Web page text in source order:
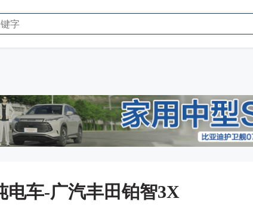
电车-广汽丰田铂智3X